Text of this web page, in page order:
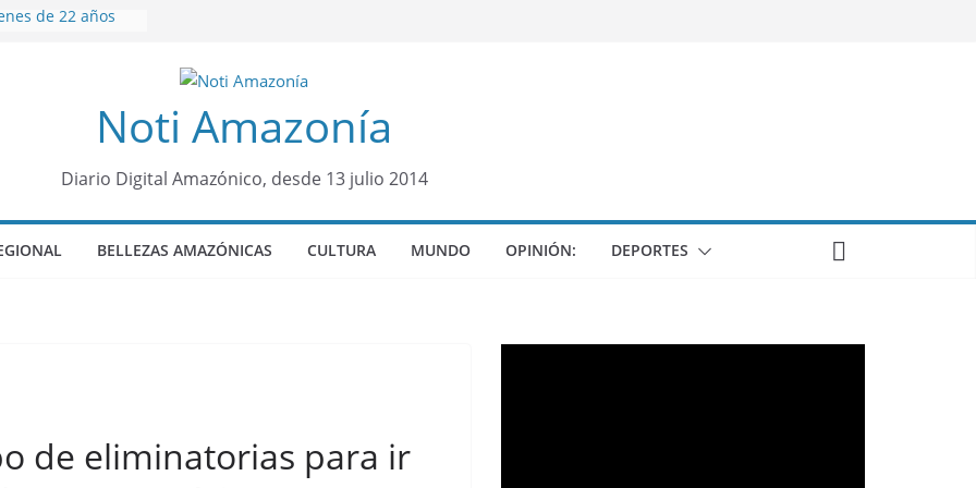
de 22 años
Diez de
Noti Amazonía
Diario Digital Amazónico, desde 13 julio 2014
BELLEZAS AMAZÓNICAS CULTURA MUNDO OPINIÓN: DEPORTES
de eliminatorias para ir